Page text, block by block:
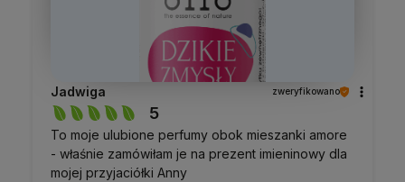
Jadwiga zweryfikowano
5
To moje ulubione perfumy obok mieszanki amore
- właśnie zamówiłam je na prezent imieninowy dla
mojej przyjaciółki Anny